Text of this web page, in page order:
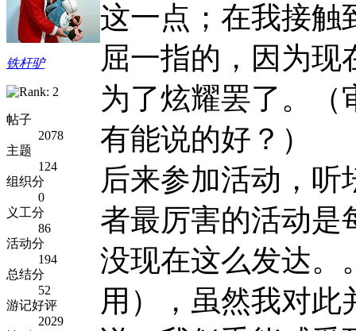
铁杆驴
帖子
2078
主题
124
组织分
0
义工分
86
活动分
194
总结分
52
游记好评
2029
这一点；在我接触
屈一指的，因为
为了炫耀罢了。（
有能说的好？）
后来参加活动，听
者最厉害的活动是
没现在这么发达。
用），虽然我对此